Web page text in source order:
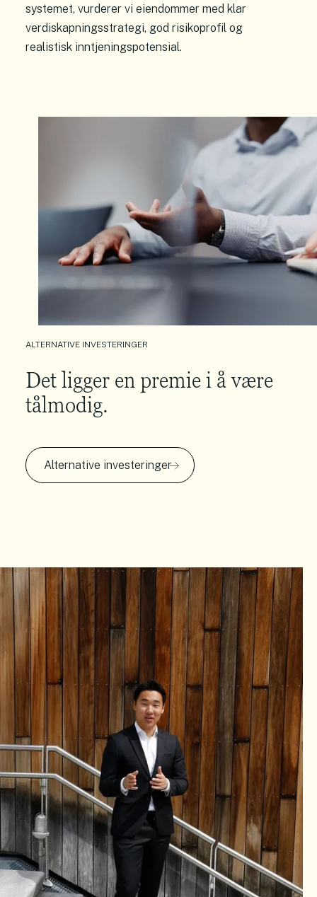
systemet, vurderer vi eiendommer med klar
verdiskapningsstrategi, god risikoprofil og
realistisk inntjeningspotensial.
ALTERNATIVE INVESTERINGER
Det ligger en premie i å være
tålmodig.
Alternative investeringer